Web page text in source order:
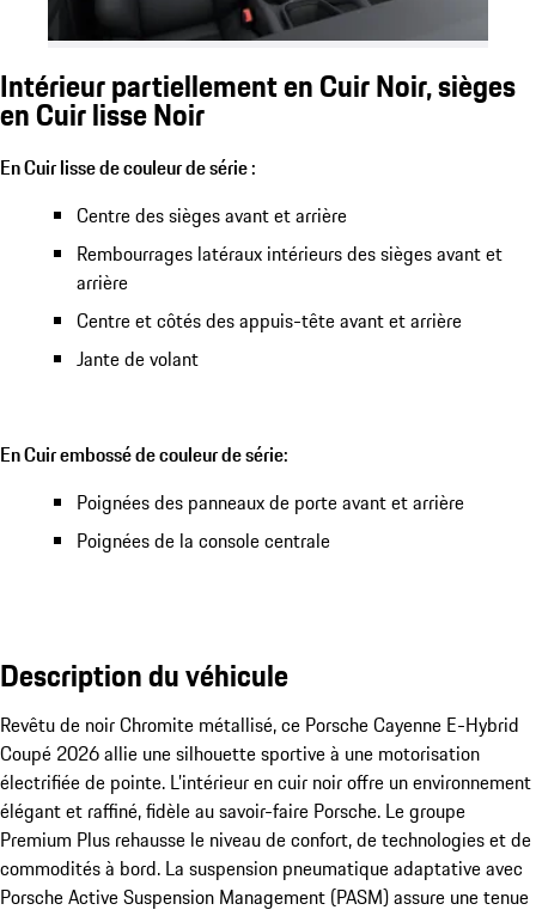
Intérieur partiellement en Cuir Noir, sièges
en Cuir lisse Noir
En Cuir lisse de couleur de série :
Centre des sièges avant et arrière
Rembourrages latéraux intérieurs des sièges avant et
arrière
Centre et côtés des appuis-tête avant et arrière
Jante de volant
En Cuir embossé de couleur de série:
Poignées des panneaux de porte avant et arrière
Poignées de la console centrale
Description du véhicule
Revêtu de noir Chromite métallisé, ce Porsche Cayenne E-Hybrid
Coupé 2026 allie une silhouette sportive à une motorisation
électrifiée de pointe. L’intérieur en cuir noir offre un environnement
élégant et raffiné, fidèle au savoir-faire Porsche. Le groupe
Premium Plus rehausse le niveau de confort, de technologies et de
commodités à bord. La suspension pneumatique adaptative avec
Porsche Active Suspension Management (PASM) assure une tenue